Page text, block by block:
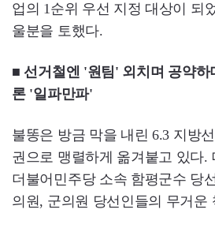
업의 1순위 우선 지정 대상이 되
울분을 토했다.
■ 선거철엔 '원팀' 외치며 공약
론 '일파만파'
불똥은 방금 막을 내린 6.3 지방
권으로 맹렬하게 옮겨붙고 있다.
더불어민주당 소속 함평군수 당
의원, 군의원 당선인들의 무거운